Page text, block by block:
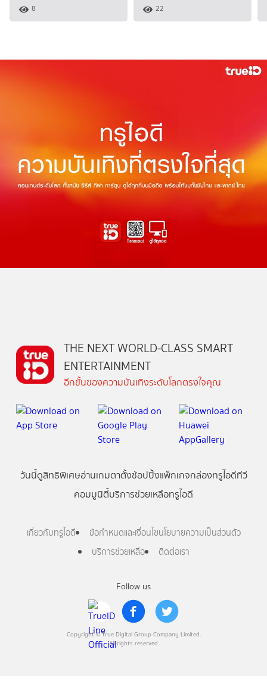
8 22
Follow us
Copyright © True Digital Group Company Limited.
All rights reserved
THE NEXT WORLD-CLASS SMART
ENTERTAINMENT
อีกขั้นของความบันเทิงระดับโลกตรงใจคุณ
วันนี้ดูสิทธิพิเศษอ่านเกมตาตั้งช้อปปิ้งแพ็กเกจกล่องทรูไอดีทีวี
คอมมูนิตี้บริการช่วยเหลือทรูไอดี
เกี่ยวกับทรูไอดี ข้อกำหนดและเงื่อนไขนโยบายความเป็นส่วนตัว
บริการช่วยเหลือ
ติดต่อเรา